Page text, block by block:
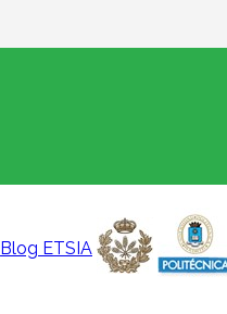
Blog ETSIA